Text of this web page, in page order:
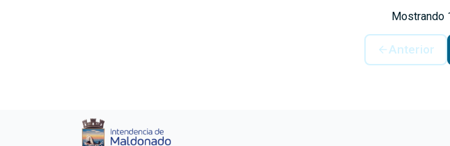
Mostrando
Anterior